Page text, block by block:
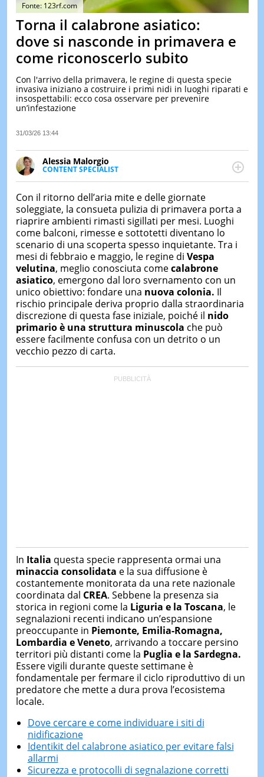
&
TEST
DI
IERI
Fonte: 123rf.com
Torna il calabrone asiatico:
dove si nasconde in primavera e
come riconoscerlo subito
Con l'arrivo della primavera, le regine di questa specie
invasiva iniziano a costruire i primi nidi in luoghi riparati e
insospettabili: ecco cosa osservare per prevenire
un’infestazione
31/03/26 13:44
Alessia Malorgio
CONTENT SPECIALIST
Ha conseguito un Master in Marketing Management
occupa della creazione di contenuti in ottica SEO e
dello sviluppo di strategie marketing attraverso
canali digitali.
Con il ritorno dell’aria mite e delle giornate
soleggiate, la consueta pulizia di primavera porta a
riaprire ambienti rimasti sigillati per mesi. Luoghi
come balconi, rimesse e sottotetti diventano lo
scenario di una scoperta spesso inquietante. Tra i
mesi di febbraio e maggio, le regine di Vespa
velutina, meglio conosciuta comecalabrone
asiatico, emergono dal loro svernamento con un
unico obiettivo: fondare una nuova colonia. Il
rischio principale deriva proprio dalla straordinaria
discrezione di questa fase iniziale, poiché il nido
primario è una struttura minuscola che può
essere facilmente confusa con un detrito o un
vecchio pezzo di carta.
In Italia questa specie rappresenta ormai una
minaccia consolidata e la sua diffusione è
costantemente monitorata da una rete nazionale
coordinata dal CREA. Sebbene la presenza sia
storica in regioni come la Liguria e la Toscana, le
segnalazioni recenti indicano un’espansione
preoccupante in Piemonte, Emilia-Romagna,
Lombardia e Veneto, arrivando a toccare persino
territori più distanti come la Puglia e la Sardegna.
Essere vigili durante queste settimane è
fondamentale per fermare il ciclo riproduttivo di un
predatore che mette a dura prova l’ecosistema
locale.
Dove cercare e come individuare i siti di
nidificazione
Identikit del calabrone asiatico per evitare falsi
allarmi
Sicurezza e protocolli di segnalazione corretti